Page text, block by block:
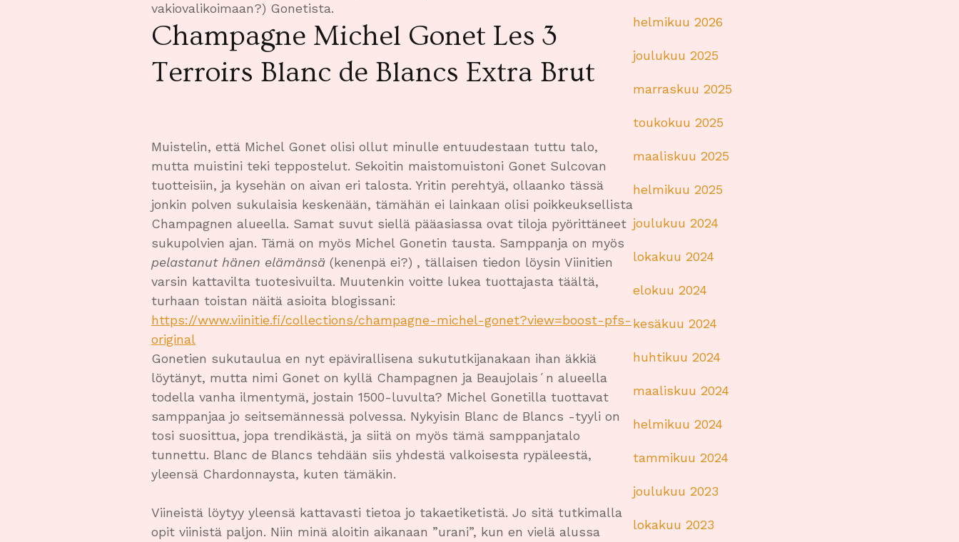
vakiovalikoimaan?) Gonetista.
Champagne Michel Gonet Les 3
Terroirs Blanc de Blancs Extra Brut
Muistelin, että Michel Gonet olisi ollut minulle entuudestaan tuttu talo,
mutta muistini teki teppostelut. Sekoitin maistomuistoni Gonet Sulcovan
tuotteisiin, ja kysehän on aivan eri talosta. Yritin perehtyä, ollaanko tässä
jonkin polven sukulaisia keskenään, tämähän ei lainkaan olisi poikkeuksellista
Champagnen alueella. Samat suvut siellä pääasiassa ovat tiloja pyörittäneet
sukupolvien ajan. Tämä on myös Michel Gonetin tausta. Samppanja on myös
pelastanut hänen elämänsä (kenenpä ei?) , tällaisen tiedon löysin Viinitien
varsin kattavilta tuotesivuilta. Muutenkin voitte lukea tuottajasta täältä,
turhaan toistan näitä asioita blogissani:
https://www.viinitie.fi/collections/champagne-michel-gonet?view=boost-pfs-
original
Gonetien sukutaulua en nyt epävirallisena sukututkijanakaan ihan äkkiä
löytänyt, mutta nimi Gonet on kyllä Champagnen ja Beaujolais´n alueella
todella vanha ilmentymä, jostain 1500-luvulta? Michel Gonetilla tuottavat
samppanjaa jo seitsemännessä polvessa. Nykyisin Blanc de Blancs -tyyli on
tosi suosittua, jopa trendikästä, ja siitä on myös tämä samppanjatalo
tunnettu. Blanc de Blancs tehdään siis yhdestä valkoisesta rypäleestä,
yleensä Chardonnaysta, kuten tämäkin.
Viineistä löytyy yleensä kattavasti tietoa jo takaetiketistä. Jo sitä tutkimalla
opit viinistä paljon. Niin minä aloitin aikanaan ”urani”, kun en vielä alussa
helmikuu 2026
joulukuu 2025
marraskuu 2025
toukokuu 2025
maaliskuu 2025
helmikuu 2025
joulukuu 2024
lokakuu 2024
elokuu 2024
kesäkuu 2024
huhtikuu 2024
maaliskuu 2024
helmikuu 2024
tammikuu 2024
joulukuu 2023
lokakuu 2023